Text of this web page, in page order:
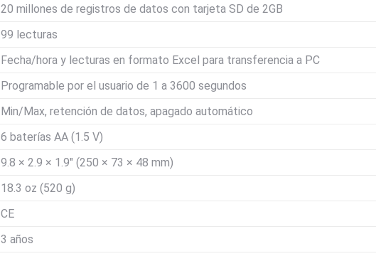
20 millones de registros de datos con tarjeta SD de 2GB
99 lecturas
Fecha/hora y lecturas en formato Excel para transferencia a PC
Programable por el usuario de 1 a 3600 segundos
Min/Max, retención de datos, apagado automático
6 baterías AA (1.5 V)
9.8 × 2.9 × 1.9″ (250 × 73 × 48 mm)
18.3 oz (520 g)
CE
3 años